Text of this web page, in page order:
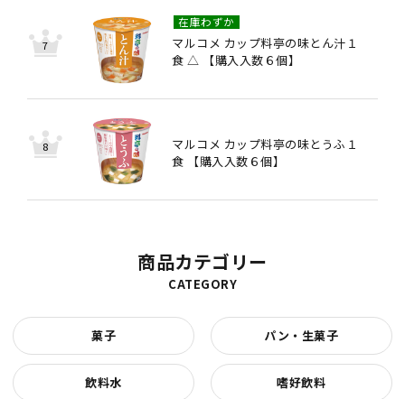
マルコメ カップ料亭の味とん汁１
食 △ 【購入入数６個】
在庫わずか
マルコメ カップ料亭の味とうふ１
食 【購入入数６個】
商品カテゴリー
CATEGORY
菓子 パン・生菓子
飲料水 嗜好飲料